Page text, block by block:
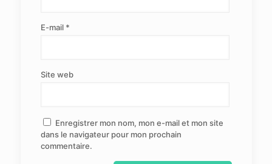
E-mail *
Site web
Enregistrer mon nom, mon e-mail et mon site
dans le navigateur pour mon prochain
commentaire.